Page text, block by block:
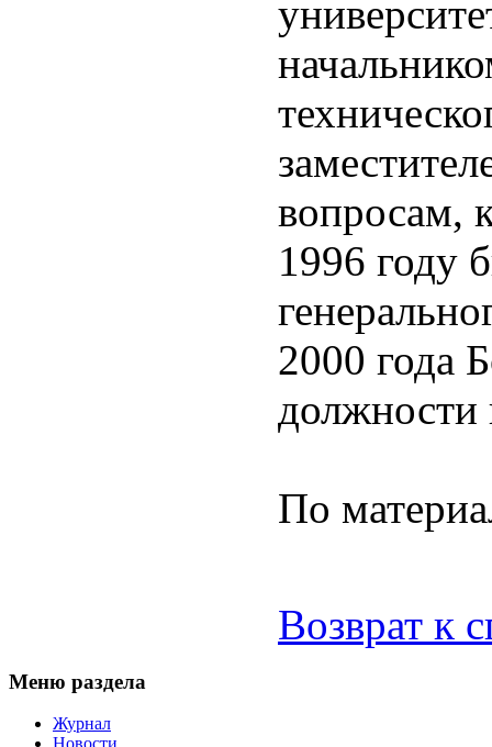
вопросам,
1996 году
2000 года
должности
По
Возврат к
Меню раздела
Журнал